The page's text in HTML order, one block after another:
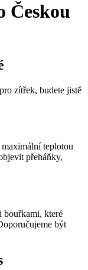
Českou
zítřek, budete jistě
teplotou
přeháňky,
bouřkami, které
být